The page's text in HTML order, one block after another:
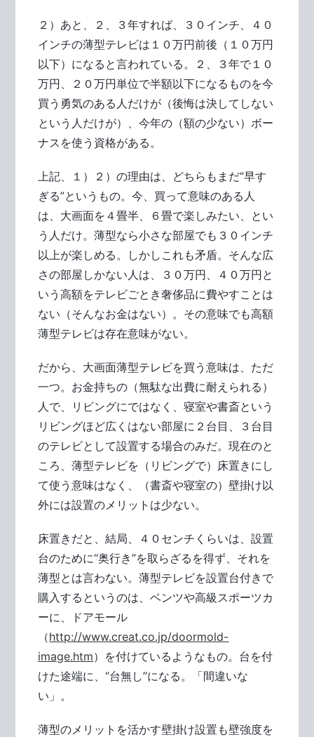
２）あと、２、３年すれば、３０インチ、４０
インチの薄型テレビは１０万円前後（１０万円
以下）になると言われている。２、３年で１０
万円、２０万円単位で半額以下になるものを今
買う勇気のある人だけが（後悔は決してしない
という人だけが）、今年の（額の少ない）ボー
ナスを使う資格がある。
上記、１）２）の理由は、どちらもまだ“早す
ぎる”というもの。今、買って意味のある人
は、大画面を４畳半、６畳で楽しみたい、とい
う人だけ。薄型なら小さな部屋でも３０インチ
以上が楽しめる。しかしこれも矛盾。そんな広
さの部屋しかない人は、３０万円、４０万円と
いう高額をテレビごとき奢侈品に費やすことは
ない（そんなお金はない）。その意味でも高額
薄型テレビは存在意味がない。
だから、大画面薄型テレビを買う意味は、ただ
一つ。お金持ちの（無駄な出費に耐えられる）
人で、リビングにではなく、寝室や書斎という
リビングほど広くはない部屋に２台目、３台目
のテレビとして設置する場合のみだ。現在のと
ころ、薄型テレビを（リビングで）床置きにし
て使う意味はなく、（書斎や寝室の）壁掛け以
外には設置のメリットは少ない。
床置きだと、結局、４０センチくらいは、設置
台のために“奥行き”を取らざるを得ず、それを
薄型とは言わない。薄型テレビを設置台付きで
購入するというのは、ベンツや高級スポーツカ
ーに、ドアモール
（http://www.creat.co.jp/doormold-
image.htm）を付けているようなもの。台を付
けた途端に、“台無し”になる。「間違いな
い」。
薄型のメリットを活かす壁掛け設置も壁強度を